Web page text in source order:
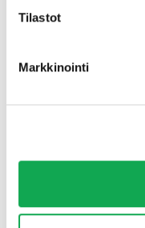
Tilastot
Markkinointi